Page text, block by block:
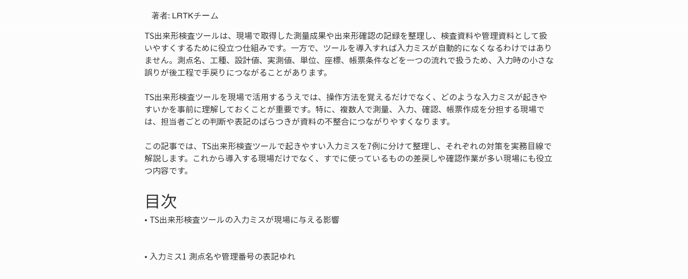
著者: LRTKチーム
TS出来形検査ツールは、現場で取得した測量成果や出来形確認の記録を整理し、検査資料や管理資料として扱
いやすくするために役立つ仕組みです。一方で、ツールを導入すれば入力ミスが自動的になくなるわけではあり
ません。測点名、工種、設計値、実測値、単位、座標、帳票条件などを一つの流れで扱うため、入力時の小さな
誤りが後工程で手戻りにつながることがあります。
TS出来形検査ツールを現場で活用するうえでは、操作方法を覚えるだけでなく、どのような入力ミスが起きや
すいかを事前に理解しておくことが重要です。特に、複数人で測量、入力、確認、帳票作成を分担する現場で
は、担当者ごとの判断や表記のばらつきが資料の不整合につながりやすくなります。
この記事では、TS出来形検査ツールで起きやすい入力ミスを7例に分けて整理し、それぞれの対策を実務目線で
解説します。これから導入する現場だけでなく、すでに使っているものの差戻しや確認作業が多い現場にも役立
つ内容です。
目次
• TS出来形検査ツールの入力ミスが現場に与える影響
• 入力ミス1 測点名や管理番号の表記ゆれ